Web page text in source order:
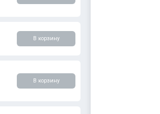
В корзину
В корзину